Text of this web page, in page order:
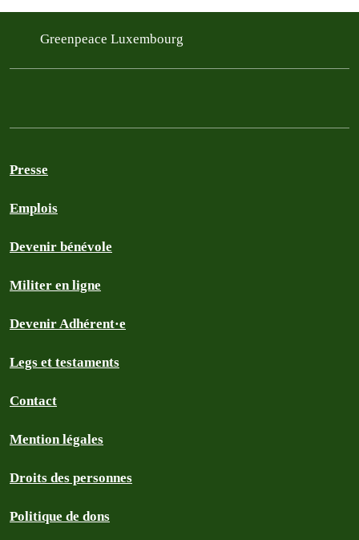
Greenpeace Luxembourg
Presse
Emplois
Devenir bénévole
Militer en ligne
Devenir Adhérent·e
Legs et testaments
Contact
Mention légales
Droits des personnes
Politique de dons